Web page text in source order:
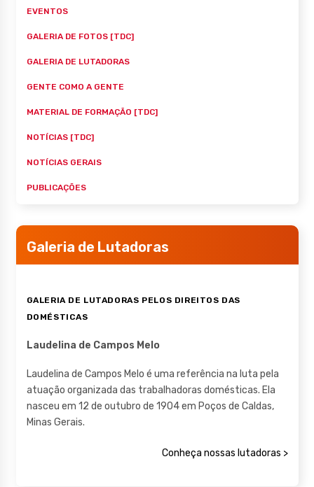
EVENTOS
GALERIA DE FOTOS [TDC]
GALERIA DE LUTADORAS
GENTE COMO A GENTE
MATERIAL DE FORMAÇÃO [TDC]
NOTÍCIAS [TDC]
NOTÍCIAS GERAIS
PUBLICAÇÕES
Galeria de Lutadoras
GALERIA DE LUTADORAS PELOS DIREITOS DAS
DOMÉSTICAS
Laudelina de Campos Melo
Laudelina de Campos Melo é uma referência na luta pela
atuação organizada das trabalhadoras domésticas. Ela
nasceu em 12 de outubro de 1904 em Poços de Caldas,
Minas Gerais.
Conheça nossas lutadoras >